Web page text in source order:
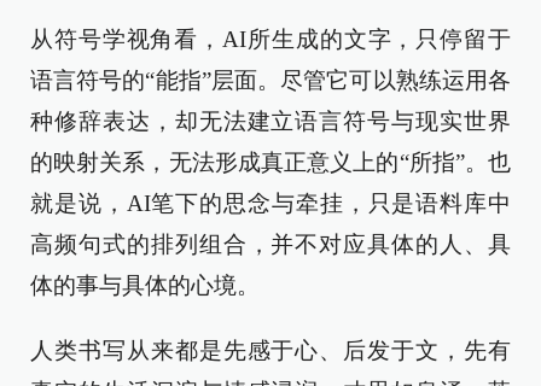
从符号学视角看，AI所生成的文字，只停留于
语言符号的“能指”层面。尽管它可以熟练运用各
种修辞表达，却无法建立语言符号与现实世界
的映射关系，无法形成真正意义上的“所指”。也
就是说，AI笔下的思念与牵挂，只是语料库中
高频句式的排列组合，并不对应具体的人、具
体的事与具体的心境。
人类书写从来都是先感于心、后发于文，先有